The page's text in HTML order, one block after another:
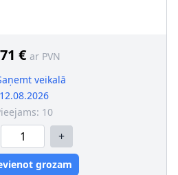
profils
€ ar PVN
veikalā
12.08.2026
10
+
grozam